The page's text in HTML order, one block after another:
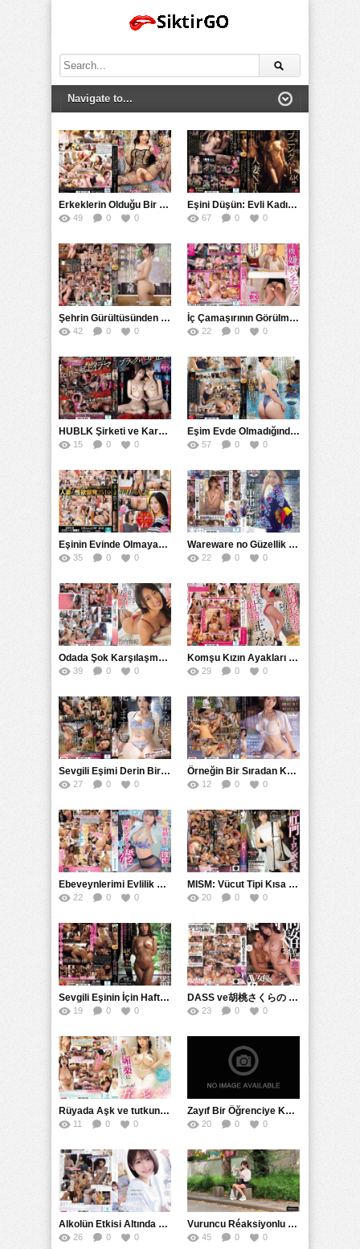
Search
for:
Erkeklerin Olduğu Bir Evde Başlayan Çılgın Bir Birlikte Yaşam:岬香奈 ve 美咲佳奈’nın Öyküsü
49 0 0
Eşini Düşün: Evli Kadınların Şaşırtıcı İçinden Geçirdikleri Sarhoş Geceler ve Çılgın Bar Maceraları
67 0 0
Şehrin Gürültüsünden Uzakta Tesshin Hō’nun Yolculuğu: Bir Evli Kadın ile Rastgele Bir İlkbahar Gecesi
42 0 0
İç Çamaşırının Görülmesine Kızan Kadın Çalışan: Şaşkınlık Veren Bir Durum
22 0 0
HUBLK Şirketi ve Karanlık İş Dünyası: Her Yer Tükürük Dolu, Kaçış Yok – Çoban Çiçeği ve Adachi Yui’nin Hikayesi
15 0 0
Eşim Evde Olmadığında Havuzdaki Zevkler: İnce Bel ve Bol Kalçaları ile Bir Türk Kadininin Hikayesi
57 0 0
Eşinin Evinde Olmayan Günlük Ev Hanımı Kısa Süreli Aldatma İçin Tesadüfi Flört
35 0 0
Wareware no Güzellik ve Olgunluk Anı:仓本すみれ ile Bir Gece
22 0 0
Odada Şok Karşılaşma: Kaba ve Saygısız Olsalar da Bağlı Olduğum Kız Arkadaşım ve ROYD’nin Gizemi
39 0 0
Komşu Kızın Ayakları Altında: ROYD ve Müthiş Bir Bağlanma Hikayesi
29 0 0
Sevgili Eşimi Derin Bir şekilde Suçlu Hale Getirme ve Aşağılama İçin Zorunlu Yöntemler: SNOS ile İlişkili Erotik Eğlenceler
27 0 0
Örneğin Bir Sıradan Kadın AV Dünyasına Giriş Yapıyor ve Üçüncü Eserinde Profesyonel Bir Erkek Oyuncu İle Birlikte Oynuyor
12 0 0
Ebeveynlerimi Evlilik Baskısından Kurtarmak İçin Şirin İş Arkadaşımı BirGün Boyunca Sevgilim Yapıp Rol Yaptım:椎名奈美 ve 椎名ななみ Öyküsü
22 0 0
MISM: Vücut Tipi Kısa ve İnce OlanExtreme Anal Genişletme Severler CM
20 0 0
Sevgili Eşinin İçin Hafta Sonunda Geçici Küçük Havuz Olan Kadın, Cinsel İstismara Maruz Kalan ve May Ayının Beşinci Günü Hamile Kalan Mutsuki Miyabi
19 0 0
DASS ve胡桃さくらの İncisi: Bir AV Yıldızı Olarak Poolida Marinaya Karşı Güçlü Bir NH İle Görkemli Bir Dünya
23 0 0
Rüyada Aşk ve tutkunun Sınırları: SNOS ve Aşk İksiri
11 0 0
Zayıf Bir Öğrenciye Karşı Girişimde Bulunmak Hiç Kimseye Yarar Sağlamaz Ama Sınıf Öğretmeni Kötü Bir İnsanın Ayartmasına Boyun Eğdiğinde Ve Onu Tecavüze Uğrattığında O Beklenmedik Bir Şekilde Boyun Eğdi Ve Hatta ERTE Erkek Öğrenci Hoca ERTE Seven Kızın Hikayesini Anlatıyor Nana ERTE Mi
20 0 0
Alkolün Etkisi Altında Sınırları Aşan Bir Haftasonu: SNOS ve 河北彩花’ın En Extreme Cinsel Deneyimi
26 0 0
Vuruncu Réaksiyonlu Newronlar ve Cevapları
45 0 0